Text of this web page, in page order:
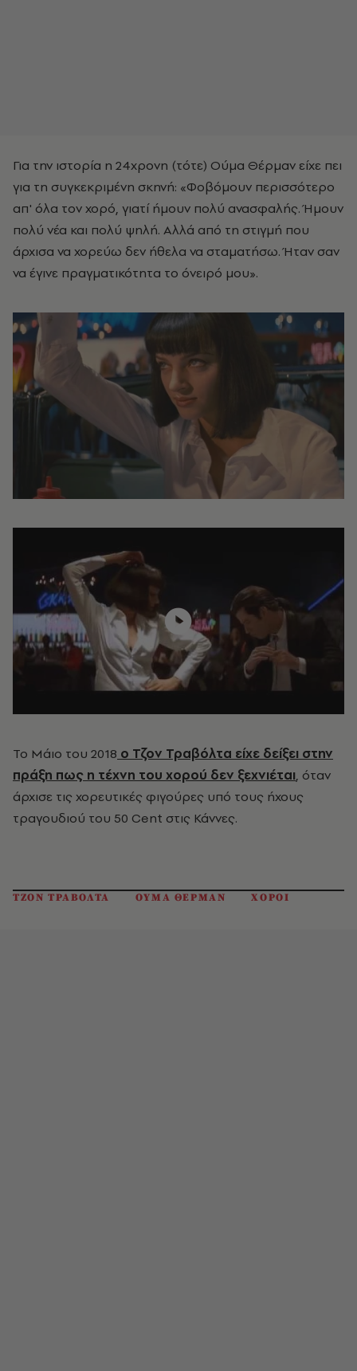
Για την ιστορία η 24χρονη (τότε) Ούμα Θέρμαν είχε πει
για τη συγκεκριμένη σκηνή: «Φοβόμουν περισσότερο
απ' όλα τον χορό, γιατί ήμουν πολύ ανασφαλής. Ήμουν
πολύ νέα και πολύ ψηλή. Αλλά από τη στιγμή που
άρχισα να χορεύω δεν ήθελα να σταματήσω. Ήταν σαν
να έγινε πραγματικότητα το όνειρό μου».
Το Μάιο του 2018 ο Τζον Τραβόλτα είχε δείξει στην
πράξη πως η τέχνη του χορού δεν ξεχνιέται, όταν
άρχισε τις χορευτικές φιγούρες υπό τους ήχους
τραγουδιού του 50 Cent στις Κάννες.
ΤΖΟΝ ΤΡΑΒΟΛΤΑ ΟΥΜΑ ΘΕΡΜΑΝ ΧΟΡΟΙ